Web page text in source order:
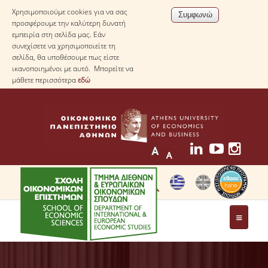
Χρησιμοποιούμε cookies για να σας
προσφέρουμε την καλύτερη δυνατή
εμπειρία στη σελίδα μας. Εάν
συνεχίσετε να χρησιμοποιείτε τη
σελίδα, θα υποθέσουμε πως είστε
ικανοποιημένοι με αυτό. Μπορείτε να
μάθετε περισσότεραεδώ
ΤΟ ΤΜΗΜΑ